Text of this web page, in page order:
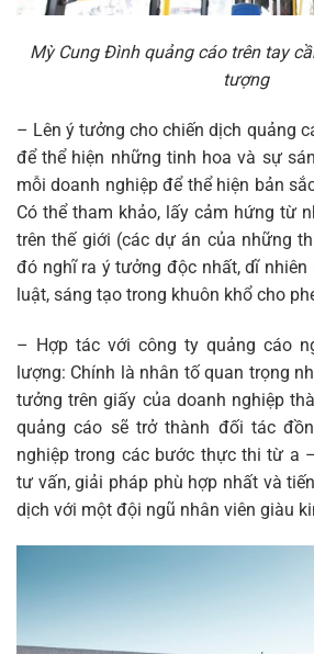
Mỳ Cung Đình quảng cáo trên tay
tượng
– Lên ý tưởng cho chiến dịch quảng
để thể hiện những tinh hoa và sự
mỗi doanh nghiệp để thể hiện bản
Có thể tham khảo, lấy cảm hứng từ
trên thế giới (các dự án của những
đó nghĩ ra ý tưởng độc nhất, dĩ
luật, sáng tạo trong khuôn khổ cho
– Hợp tác với công ty quảng cáo
lượng: Chính là nhân tố quan trọng
tưởng trên giấy của doanh nghiệp
quảng cáo sẽ trở thành đối tác
nghiệp trong các bước thực thi từ a
tư vấn, giải pháp phù hợp nhất và
dịch với một đội ngũ nhân viên giàu